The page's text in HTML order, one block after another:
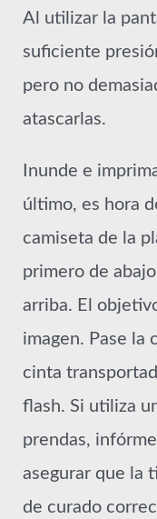
Al utilizar la
suficiente
pero no
atascarlas.
Inunde e
último, es hora
camiseta de la
primero de
arriba. El
imagen. Pase la
cinta
flash. Si utiliza
prendas,
asegurar que la
de curado